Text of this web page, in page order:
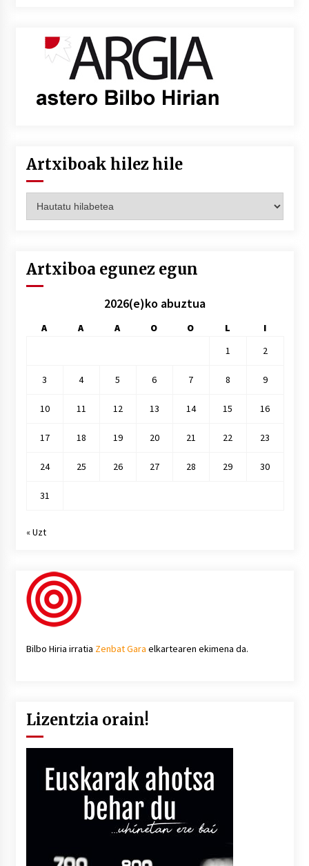
Artxiboak hilez hile
hilez
Artxiboa egunez egun
2026(e)ko abuztua
A A A O O L
I
1
2
3 4 5 6 7 8 9
10 11 12 13 14 15 16
17 18 19 20 21 22 23
24 25 26 27 28 29 30
31
« Uzt
Bilbo Hiria irratia Zenbat Gara elkartearen ekimena da.
Lizentzia orain!